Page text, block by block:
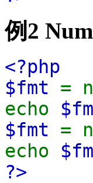
例2
<?php
$fmt =
echo
$fmt =
echo
?>